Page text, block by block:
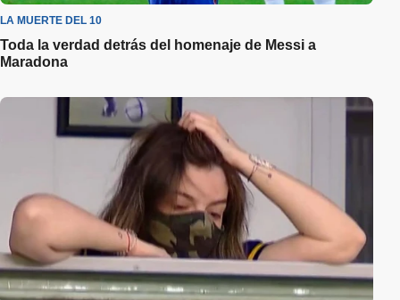
LA MUERTE DEL 10
Toda la verdad detrás del homenaje de Messi a
Maradona